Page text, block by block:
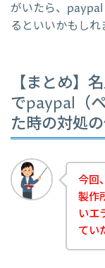
がいたら、
るといいかもしれ
【まとめ】
でpaypal（
た時の対処
今回
製作
いエ
てい